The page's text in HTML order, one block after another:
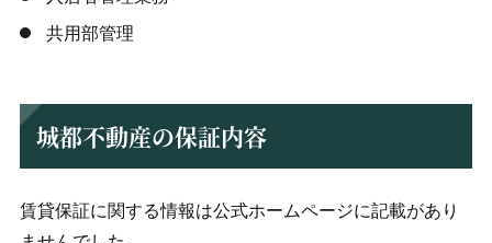
共用部管理
城都不動産の保証内容
賃貸保証に関する情報は公式ホームページに記載があり